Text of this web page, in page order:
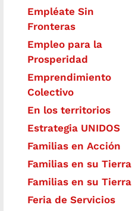
Empléate Sin
Fronteras
Empleo para la
Prosperidad
Emprendimiento
Colectivo
En los territorios
Estrategia UNIDOS
Familias en Acción
Familias en su Tierra
Familias en su Tierra
Feria de Servicios